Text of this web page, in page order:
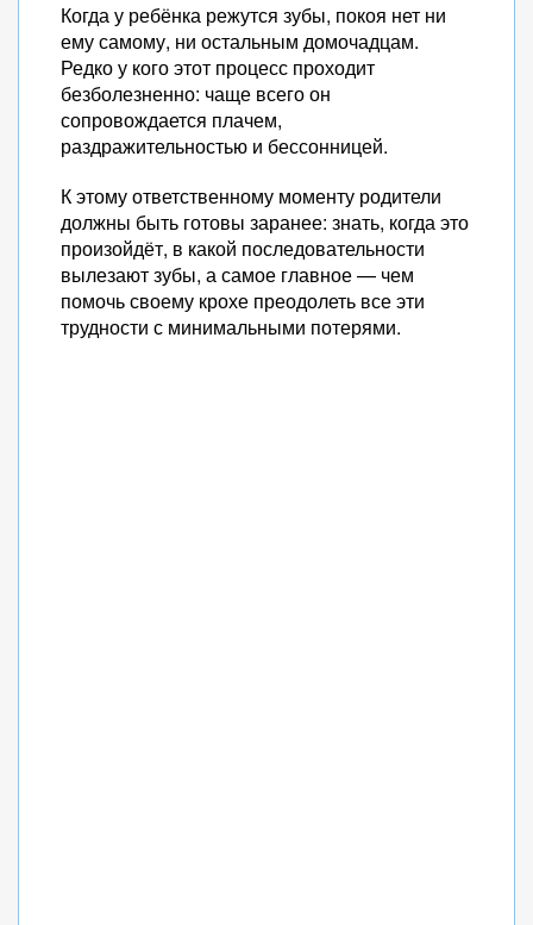
Когда у ребёнка режутся зубы, покоя нет ни
ему самому, ни остальным домочадцам.
Редко у кого этот процесс проходит
безболезненно: чаще всего он
сопровождается плачем,
раздражительностью и бессонницей.
К этому ответственному моменту родители
должны быть готовы заранее: знать, когда это
произойдёт, в какой последовательности
вылезают зубы, а самое главное — чем
помочь своему крохе преодолеть все эти
трудности с минимальными потерями.